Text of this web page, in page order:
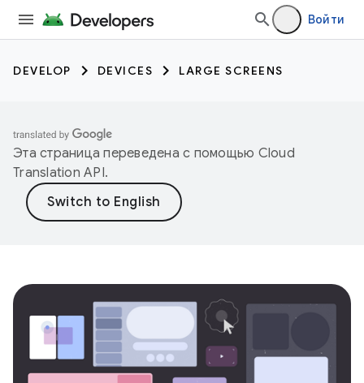
Войти
DEVELOP DEVICES LARGE SCREENS
Эта страница переведена с помощью Cloud
Translation API.